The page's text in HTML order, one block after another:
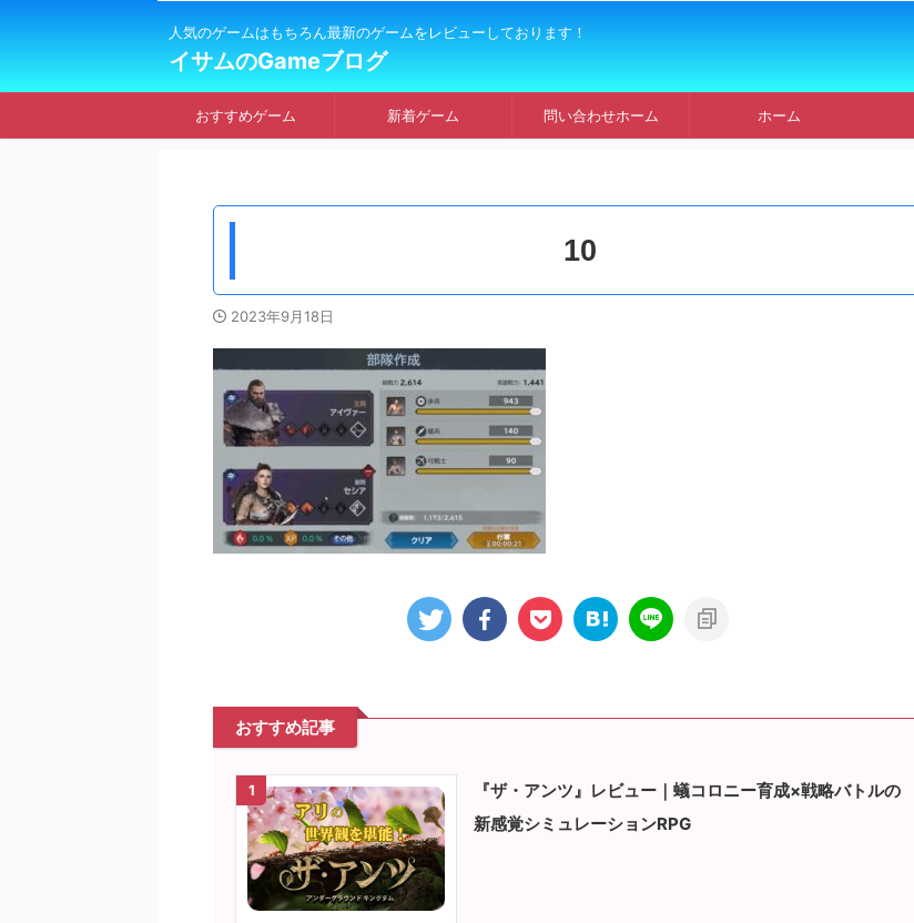
人気のゲームはもちろん最新のゲームをレビューしております！
イサムのGameブログ
おすすめゲーム 新着ゲーム 問い合わせホーム ホーム
10
2023年9月18日
おすすめ記事
1
『ザ・アンツ』レビュー｜蟻コロニー育成×戦略バトルの
新感覚シミュレーションRPG